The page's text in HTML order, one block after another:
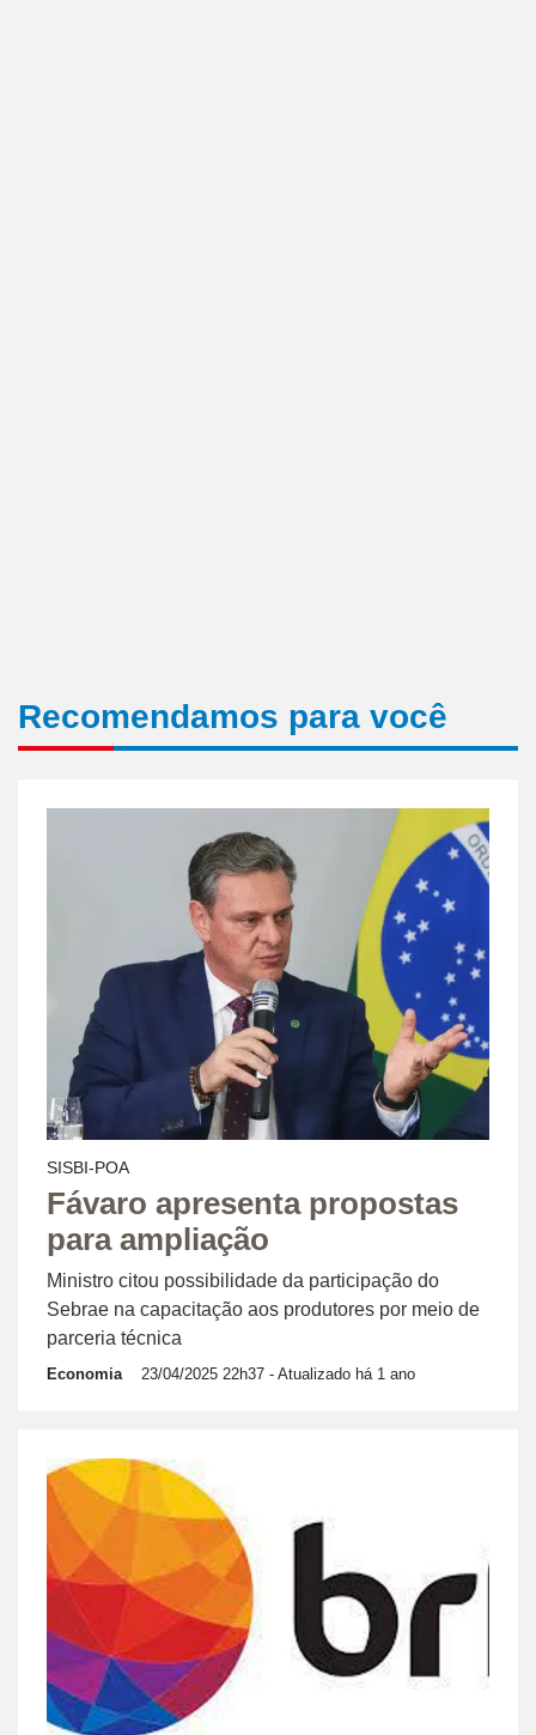
Recomendamos para você
SISBI-POA
Fávaro apresenta propostas
para ampliação
Ministro citou possibilidade da participação do
Sebrae na capacitação aos produtores por meio de
parceria técnica
Economia 23/04/2025 22h37 - Atualizado há 1 ano